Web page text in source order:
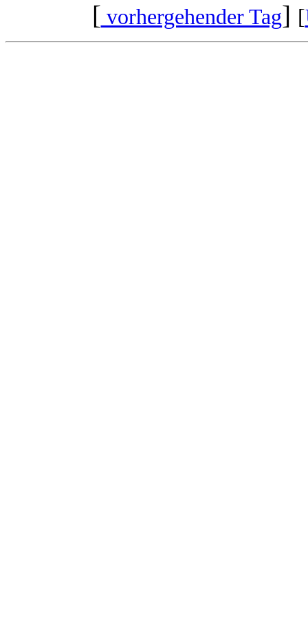
[ vorhergehender Tag] [